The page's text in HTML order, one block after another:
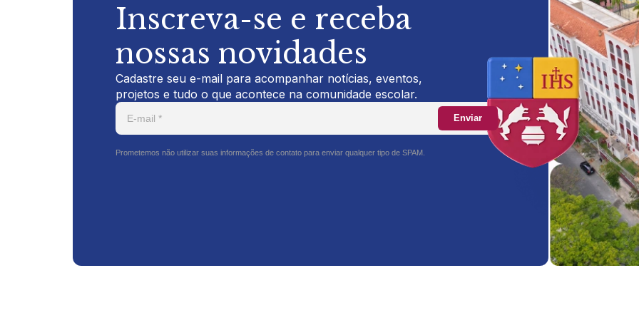
Inscreva-se e receba
nossas novidades
Cadastre seu e-mail para acompanhar notícias, eventos,
projetos e tudo o que acontece na comunidade escolar.
Enviar
Prometemos não utilizar suas informações de contato para enviar qualquer tipo de SPAM.